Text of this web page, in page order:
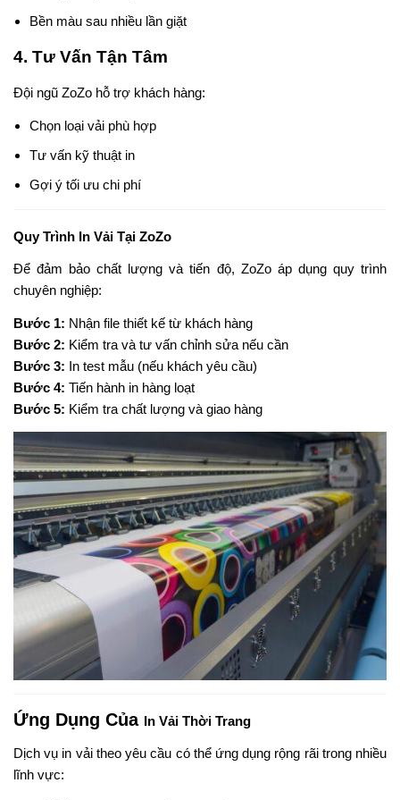
Bền màu sau nhiều lần giặt
4. Tư Vấn Tận Tâm
Đội ngũ ZoZo hỗ trợ khách hàng:
Chọn loại vải phù hợp
Tư vấn kỹ thuật in
Gợi ý tối ưu chi phí
Quy Trình In Vải Tại ZoZo
Để đảm bảo chất lượng và tiến độ, ZoZo áp dụng quy trình
chuyên nghiệp:
Bước 1: Nhận file thiết kế từ khách hàng
Bước 2: Kiểm tra và tư vấn chỉnh sửa nếu cần
Bước 3: In test mẫu (nếu khách yêu cầu)
Bước 4: Tiến hành in hàng loạt
Bước 5: Kiểm tra chất lượng và giao hàng
Ứng Dụng Của In Vải Thời Trang
Dịch vụ in vải theo yêu cầu có thể ứng dụng rộng rãi trong nhiều
lĩnh vực: